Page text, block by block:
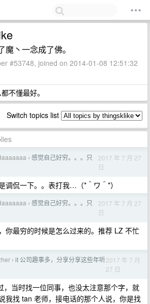
魔丶一念成了佛。
#53748, joined on 2014-01-08 12:51:32
不懂最好。
Switch topics list
› 感觉自己好穷。。。只
2017 年 7 月 27
日
调侃一下。。表打我…（*＾ワ＾*）
› 感觉自己好穷。。。只
2017 年 7 月 27
日
你最穷的时候是怎么过来的。推荐 LZ 不忙
› it 公司趣事多，分享分享这些年听2017 年 7 月
27 日
，当时找一位同事，也没太注意那个字，就
我找 tan 老师，接电话的那个人说，你是找